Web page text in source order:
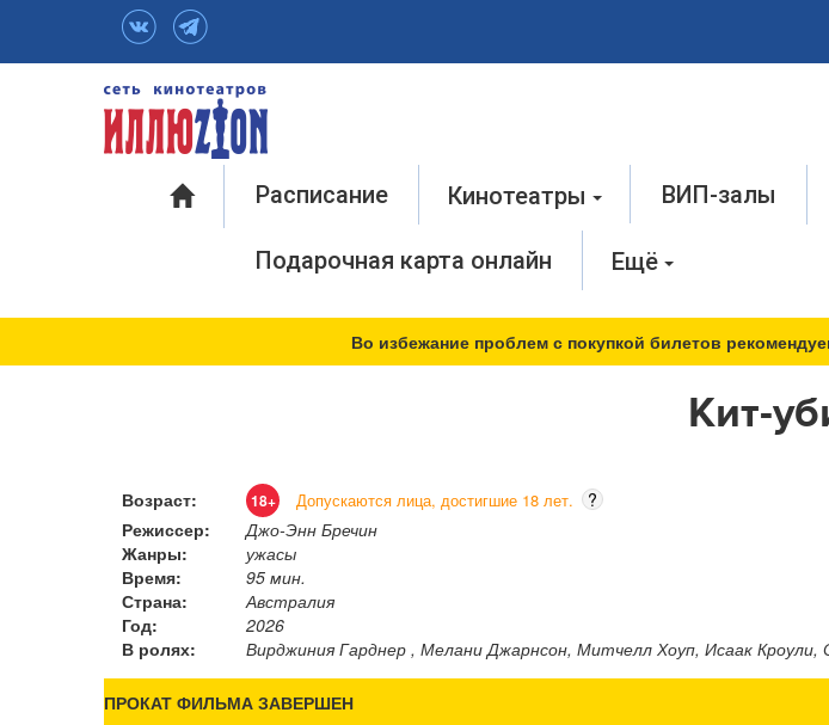
Расписание Кинотеатры ВИП-залы
Подарочная карта онлайн Ещё
Во избежание проблем с покупкой билетов
Кит-
Возраст: 18+ Допускаются лица, достигшие 18 лет.
?
Режиссер:
Джо-Энн Бречин
Жанры:
ужасы
Время:
95 мин.
Страна:
Австралия
Год:
2026
В ролях:
Вирджиния Гарднер , Мелани Джарнсон, Митчелл Хоуп, Исаак
ПРОКАТ ФИЛЬМА ЗАВЕРШЕН